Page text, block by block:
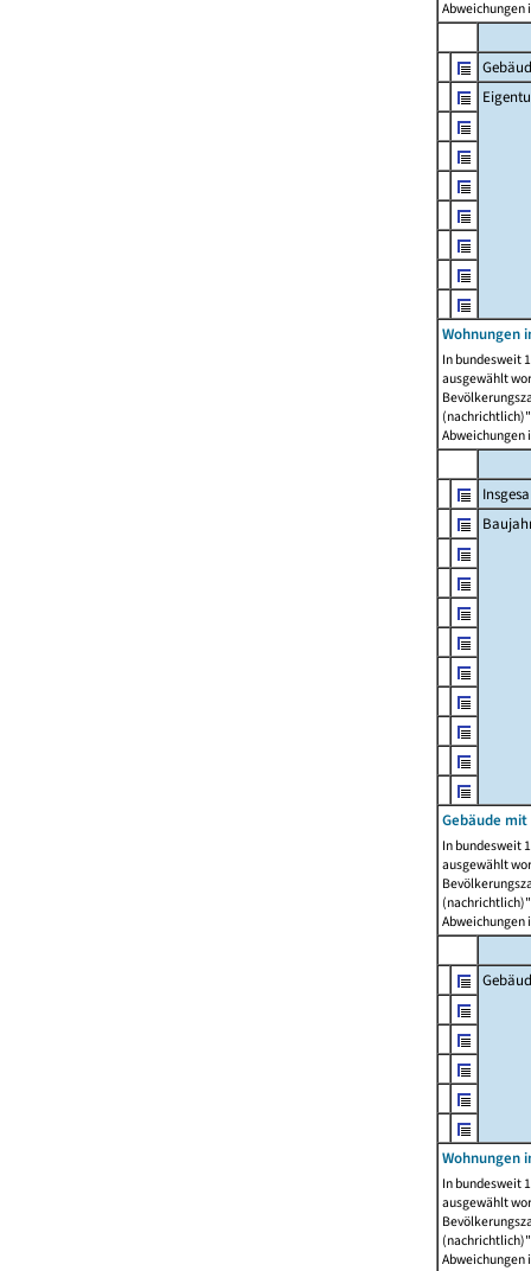
Abweichungen
Wohnungen
In bundesweit
ausgewählt
Abweichungen
Gebäude mit
In bundesweit
ausgewählt
Abweichungen
Wohnungen
In bundesweit
ausgewählt
Abweichungen